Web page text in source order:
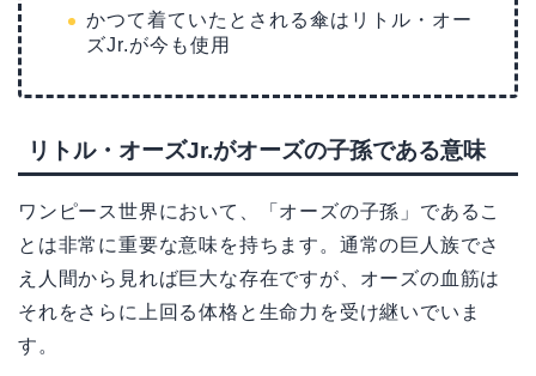
かつて着ていたとされる傘はリトル・オー
ズJr.が今も使用
リトル・オーズJr.がオーズの子孫である意味
ワンピース世界において、「オーズの子孫」であるこ
とは非常に重要な意味を持ちます。通常の巨人族でさ
え人間から見れば巨大な存在ですが、オーズの血筋は
それをさらに上回る体格と生命力を受け継いでいま
す。